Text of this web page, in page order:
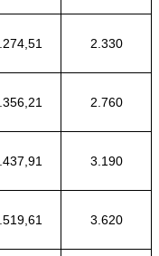
2.330
2.760
3.190
3.620